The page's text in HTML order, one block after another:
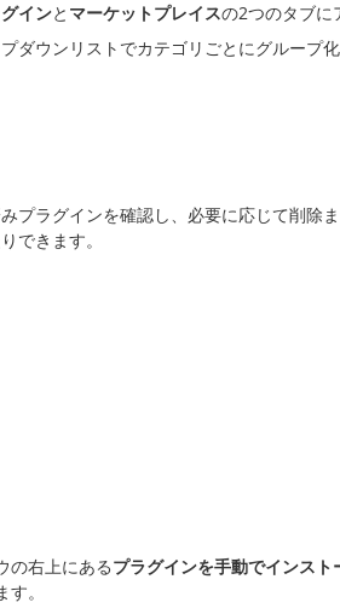
インと マーケットプレイスの2つのタブに
プダウンリストでカテゴリごとにグループ化
プラグインを確認し、必要に応じて削除
できます。
の右上にあるプラグインを手動でインスト
。